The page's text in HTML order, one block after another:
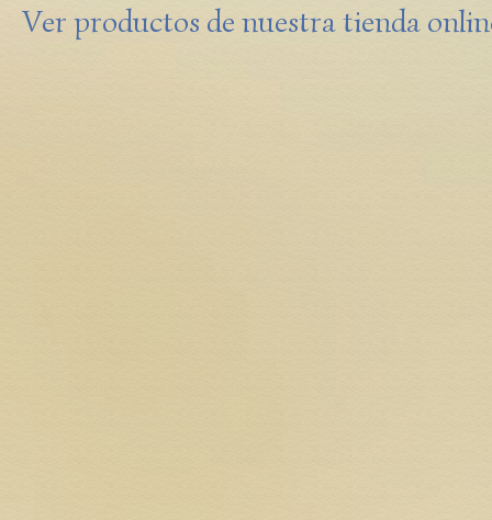
Ver productos de nuestra tienda